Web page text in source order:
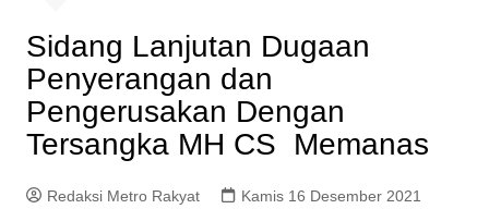
Sidang Lanjutan Dugaan
Penyerangan dan
Pengerusakan Dengan
Tersangka MH CS Memanas
Redaksi Metro Rakyat
Kamis 16 Desember 2021